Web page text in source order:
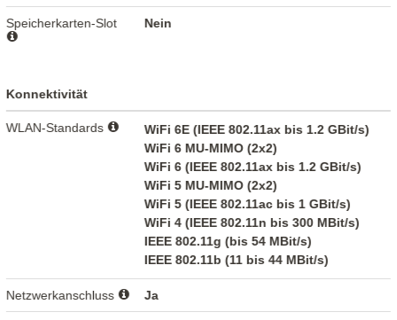
Speicherkarten-Slot Nein
Konnektivität
WLAN-Standards
WiFi 6E (IEEE 802.11ax bis 1.2 GBit/s)
WiFi 6 MU-MIMO (2x2)
WiFi 6 (IEEE 802.11ax bis 1.2 GBit/s)
WiFi 5 MU-MIMO (2x2)
WiFi 5 (IEEE 802.11ac bis 1 GBit/s)
WiFi 4 (IEEE 802.11n bis 300 MBit/s)
IEEE 802.11g (bis 54 MBit/s)
IEEE 802.11b (11 bis 44 MBit/s)
Netzwerkanschluss Ja